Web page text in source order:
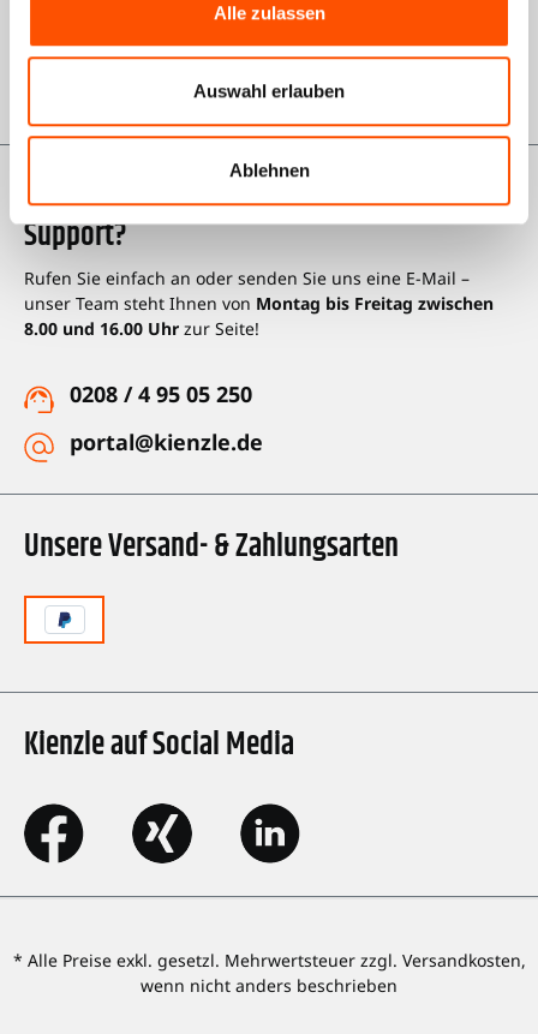
Alle zulassen
Auswahl erlauben
Ablehnen
Datenschutz
Kienzle auf Social Media
Unsere Versand- & Zahlungsarten
Sie haben Fragen oder benötigen unseren
Support?
Rufen Sie einfach an oder senden Sie uns eine E-Mail –
unser Team steht Ihnen von Montag bis Freitag zwischen
8.00 und 16.00 Uhr zur Seite!
0208 / 4 95 05 250
portal@kienzle.de
* Alle Preise exkl. gesetzl. Mehrwertsteuer zzgl. Versandkosten,
wenn nicht anders beschrieben